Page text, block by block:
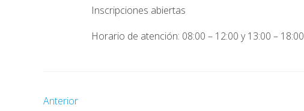
Inscripciones abiertas
Horario de atención: 08:00 – 12:00 y 13:00 – 18:00
Anterior